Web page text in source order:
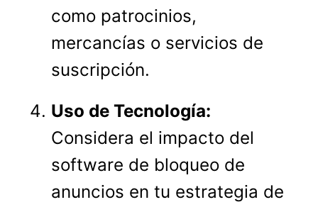
como patrocinios,
mercancías o servicios de
suscripción.
Uso de Tecnología:
Considera el impacto del
software de bloqueo de
anuncios en tu estrategia de